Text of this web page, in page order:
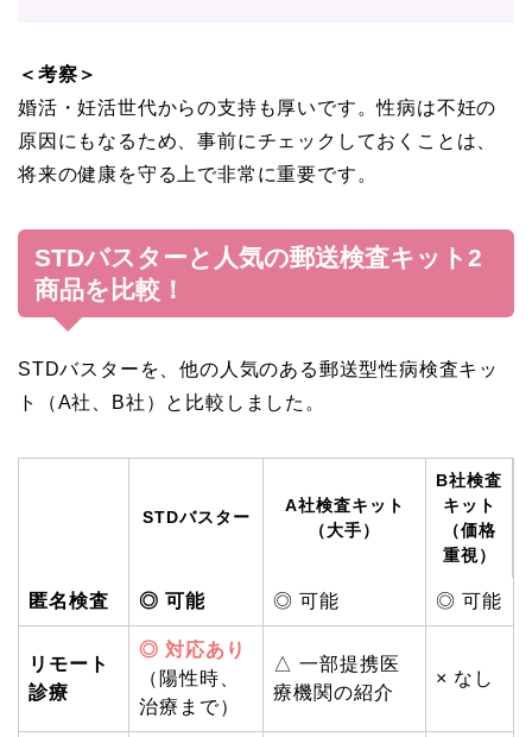
＜考察＞
婚活・妊活世代からの支持も厚いです。性病は不妊の
原因にもなるため、事前にチェックしておくことは、
将来の健康を守る上で非常に重要です。
STDバスターと人気の郵送検査キット2
商品を比較！
STDバスターを、他の人気のある郵送型性病検査キッ
ト（A社、B社）と比較しました。
STDバスター
A社検査キット
（大手）
B社検査
キット
（価格
重視）
匿名検査 ◎ 可能 ◎ 可能 ◎ 可能
リモート
診療
◎ 対応あり
（陽性時、
治療まで）
△ 一部提携医
療機関の紹介
× なし